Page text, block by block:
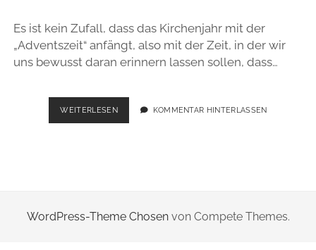
instagram
email
Es ist kein Zufall, dass das Kirchenjahr mit der
„Adventszeit“ anfängt, also mit der Zeit, in der wir
uns bewusst daran erinnern lassen sollen, dass…
WEITERLESENBISMILLAH!
–
12
KOMMENTAR HINTERLASSEN
WordPress-Theme Chosenvon Compete Themes.